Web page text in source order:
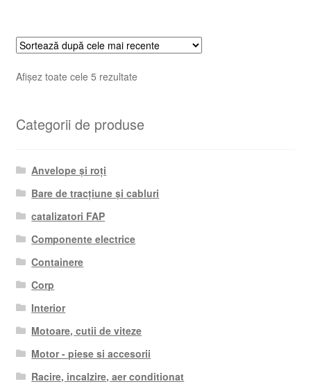
Afișez toate cele 5 rezultateSortat
mai
Categorii de produse
Anvelope și roți
Bare de tracțiune și cabluri
catalizatori FAP
Componente electrice
Containere
Corp
Interior
Motoare, cutii de viteze
Motor - piese si accesorii
Racire, incalzire, aer conditionat